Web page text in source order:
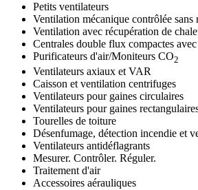
Petits ventilateurs
Ventilation mécanique contrôlée sans
Ventilation avec récupération de
Centrales double flux compactes
Purificateurs d'air/Moniteurs CO2
Ventilateurs axiaux et VAR
Caisson et ventilation centrifuges
Ventilateurs pour gaines circulaires
Ventilateurs pour gaines
Tourelles de toiture
Désenfumage, détection incendie et
Ventilateurs antidéflagrants
Mesurer. Contrôler. Réguler.
Traitement d'air
Accessoires aérauliques